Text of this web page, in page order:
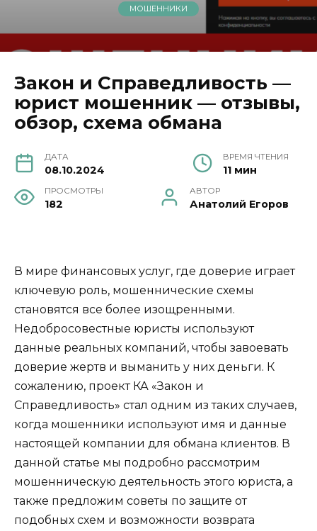
МОШЕННИКИ
Закон и Справедливость —
юрист мошенник — отзывы,
обзор, схема обмана
ДАТА
08.10.2024
ВРЕМЯ ЧТЕНИЯ
11 мин
ПРОСМОТРЫ
182
АВТОР
Анатолий Егоров
В мире финансовых услуг, где доверие играет
ключевую роль, мошеннические схемы
становятся все более изощренными.
Недобросовестные юристы используют
данные реальных компаний, чтобы завоевать
доверие жертв и выманить у них деньги. К
сожалению, проект КА «Закон и
Справедливость» стал одним из таких случаев,
когда мошенники используют имя и данные
настоящей компании для обмана клиентов. В
данной статье мы подробно рассмотрим
мошенническую деятельность этого юриста, а
также предложим советы по защите от
подобных схем и возможности возврата